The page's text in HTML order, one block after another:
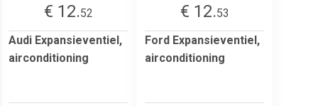
€ 12.52
Audi Expansieventiel,
airconditioning
€ 12.53
Ford Expansieventiel,
airconditioning